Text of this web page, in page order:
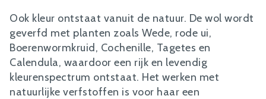
Ook kleur ontstaat vanuit de natuur. De wol wordt
geverfd met planten zoals Wede, rode ui,
Boerenwormkruid, Cochenille, Tagetes en
Calendula, waardoor een rijk en levendig
kleurenspectrum ontstaat. Het werken met
natuurlijke verfstoffen is voor haar een